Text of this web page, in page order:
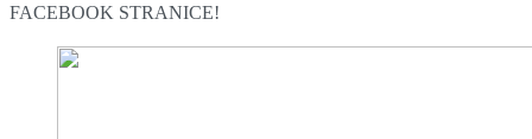
FACEBOOK STRANICE!